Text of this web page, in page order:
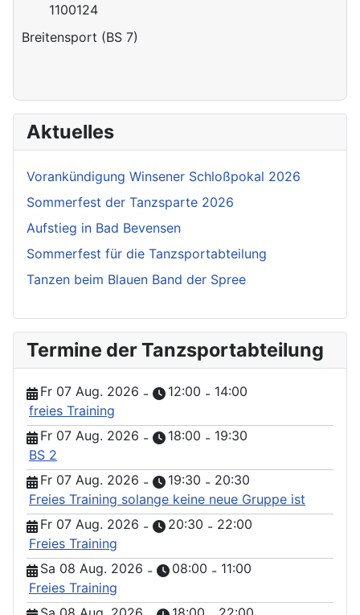
1100124
Breitensport (BS 7)
Aktuelles
Vorankündigung Winsener Schloßpokal 2026
Sommerfest der Tanzsparte 2026
Aufstieg in Bad Bevensen
Sommerfest für die Tanzsportabteilung
Tanzen beim Blauen Band der Spree
Termine der Tanzsportabteilung
Fr 07 Aug. 2026 - 12:00 - 14:00
freies Training
Fr 07 Aug. 2026 - 18:00 - 19:30
BS 2
Fr 07 Aug. 2026 - 19:30 - 20:30
Freies Training solange keine neue Gruppe ist
Fr 07 Aug. 2026 - 20:30 - 22:00
Freies Training
Sa 08 Aug. 2026 - 08:00 - 11:00
Freies Training